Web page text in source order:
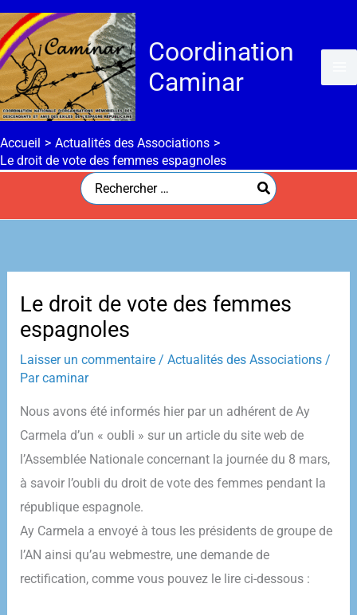
Aller
au
contenu
Coordination
Caminar
Accueil
Actualités des Associations
Le droit de vote des femmes espagnoles
Search
for:
Le droit de vote des femmes
espagnoles
Laisser un commentaire /Actualités des Associations /
Parcaminar
Nous avons été informés hier par un adhérent de Ay
Carmela d’un « oubli » sur un article du site web de
l’Assemblée Nationale concernant la journée du 8 mars,
à savoir l’oubli du droit de vote des femmes pendant la
république espagnole.
Ay Carmela a envoyé à tous les présidents de groupe de
l’AN ainsi qu’au webmestre, une demande de
rectification, comme vous pouvez le lire ci-dessous :